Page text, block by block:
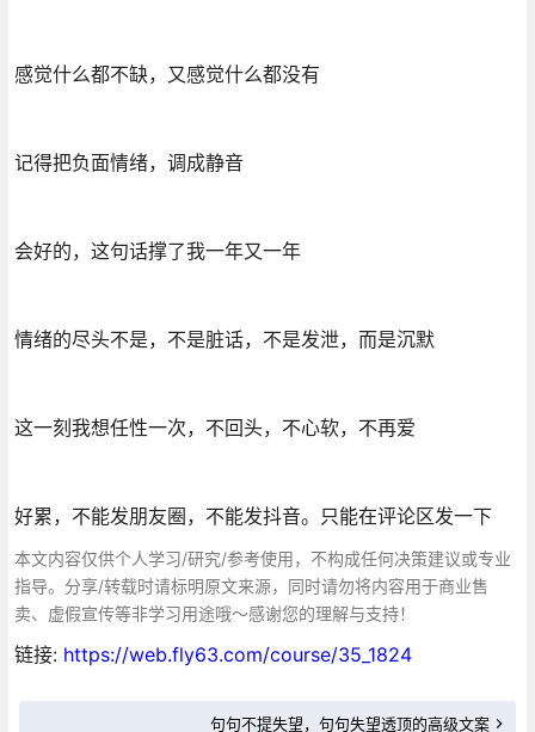
感觉什么都不缺，又感觉什么都没有
记得把负面情绪，调成静音
会好的，这句话撑了我一年又一年
情绪的尽头不是，不是脏话，不是发泄，而是沉默
这一刻我想任性一次，不回头，不心软，不再爱
好累，不能发朋友圈，不能发抖音。只能在评论区发一下
本文内容仅供个人学习/研究/参考使用，不构成任何决策建议或专业
指导。分享/转载时请标明原文来源，同时请勿将内容用于商业售
卖、虚假宣传等非学习用途哦～感谢您的理解与支持！
链接: https://web.fly63.com/course/35_1824
句句不提失望，句句失望透顶的高级文案